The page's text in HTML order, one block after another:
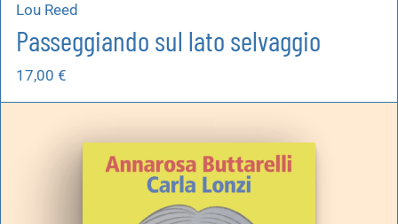
Lou Reed
Passeggiando sul lato selvaggio
17,00 €